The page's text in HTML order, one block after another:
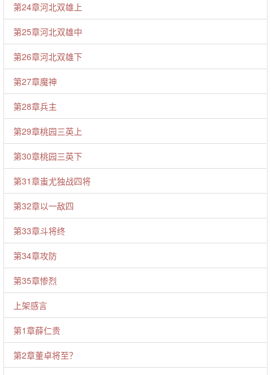
第24章河北双雄上
第25章河北双雄中
第26章河北双雄下
第27章魔神
第28章兵主
第29章桃园三英上
第30章桃园三英下
第31章蚩尤独战四将
第32章以一敌四
第33章斗将终
第34章攻防
第35章惨烈
上架感言
第1章薛仁贵
第2章董卓将至？